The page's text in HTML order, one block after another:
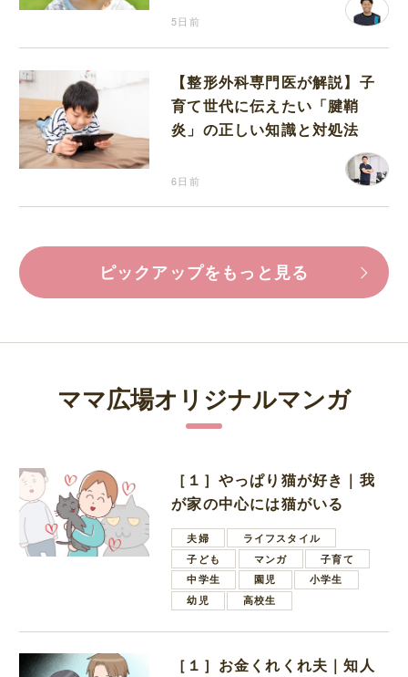
5日前
【整形外科専門医が解説】子
育て世代に伝えたい「腱鞘
炎」の正しい知識と対処法
6日前
ピックアップをもっと見る
ママ広場オリジナルマンガ
［１］やっぱり猫が好き｜我
が家の中心には猫がいる
夫婦
ライフスタイル
子ども
マンガ
子育て
中学生
園児
小学生
幼児
高校生
［１］お金くれくれ夫｜知人